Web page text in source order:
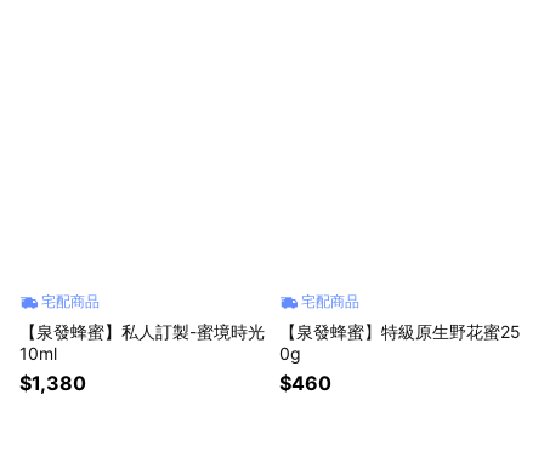
宅配商品
【泉發蜂蜜】私人訂製-蜜境時光
10ml
$1,380
宅配商品
【泉發蜂蜜】特級原生野花蜜25
0g
$460